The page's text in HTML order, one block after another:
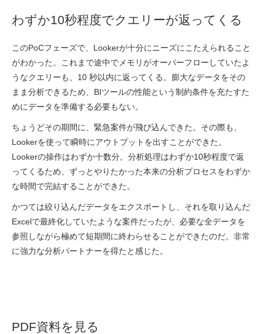
わずか10秒程度でクエリーが返ってくる
このPoCフェーズで、Lookerが十分にニーズにこたえられること
がわかった。これまで途中でメモリがオーバーフローしていたよ
うなクエリーも、10 秒以内に返ってくる。膨大なデータをその
まま分析できるため、BIツールの性能という制約条件を充たすた
めにデータを準備する必要もない。
ちょうどその期間に、緊急案件が飛び込んできた。その際も、
Lookerを使って瞬時にアウトプットを出すことができた。
Lookerの操作はわずか十数分。分析処理はわずか10秒程度で返
ってくるため、ずっとやりたかった本来の分析プロセスをわずか
な時間で完結することができた。
かつては絞り込んだデータをエクスポートし、それを取り込んだ
Excelで最終化していたような案件だったが、必要な全データを
参照しながら極めて短期間に終わらせることができたのだ。非常
に強力な分析パートナーを得たと感じた。
PDF資料を見る